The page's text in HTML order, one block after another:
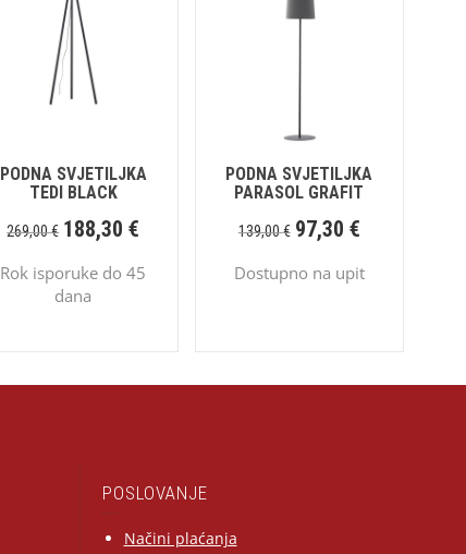
PODNA SVJETILJKA
TEDI BLACK
269,00€ 188,30€
Rok isporuke do 45
dana
PODNA SVJETILJKA
PARASOL GRAFIT
139,00€ 97,30 €
Dostupno na upit
POSLOVANJE
Načini plaćanja